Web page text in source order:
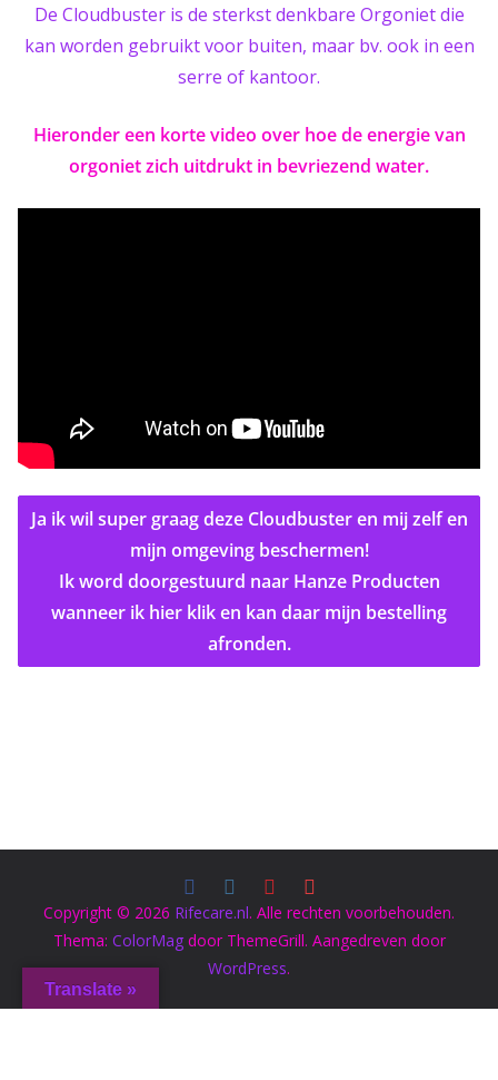
De Cloudbuster is de sterkst denkbare Orgoniet die
kan worden gebruikt voor buiten, maar bv. ook in een
serre of kantoor.
Hieronder een korte video over hoe de energie van
orgoniet zich uitdrukt in bevriezend water.
Ja ik wil super graag deze Cloudbuster en mij zelf en
mijn omgeving beschermen!
Ik word doorgestuurd naar Hanze Producten
wanneer ik hier kliken kan daar mijn bestelling
afronden.
Copyright © 2026 Rifecare.nl. Alle rechten voorbehouden.
Thema: ColorMagdoor ThemeGrill. Aangedreven door
WordPress.
Translate »